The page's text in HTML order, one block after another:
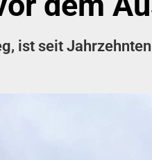
ist seit